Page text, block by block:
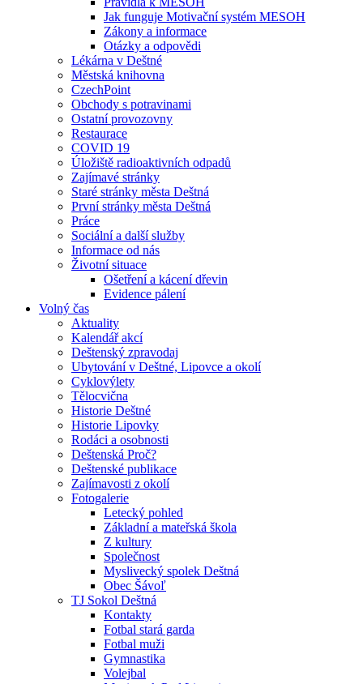
Jak funguje Motivační systém MESOH
Zákony a informace
Otázky a odpovědi
Lékárna v Deštné
Městská knihovna
CzechPoint
Obchody s potravinami
Ostatní provozovny
Restaurace
COVID 19
Úložiště radioaktivních odpadů
Zajímavé stránky
Staré stránky města Deštná
První stránky města Deštná
Práce
Sociální a další služby
Informace od nás
Životní situace
Ošetření a kácení dřevin
Evidence pálení
Volný čas
Aktuality
Kalendář akcí
Deštenský zpravodaj
Ubytování v Deštné, Lipovce a okolí
Cyklovýlety
Tělocvična
Historie Deštné
Historie Lipovky
Rodáci a osobnosti
Deštenská Proč?
Deštenské publikace
Zajímavosti z okolí
Fotogalerie
Letecký pohled
Základní a mateřská škola
Z kultury
Společnost
Myslivecký spolek Deštná
Obec Šávoľ
TJ Sokol Deštná
Kontakty
Fotbal stará garda
Fotbal muži
Gymnastika
Volejbal